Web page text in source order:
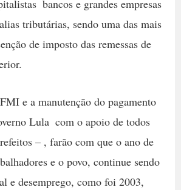
 bancos e grandes empresas
tributárias, sendo uma das mais
de imposto das remessas de
e a manutenção do pagamento
Lula  com o apoio de todos
– , farão com que o ano de
e o povo, continue sendo
e desemprego, como foi 2003,